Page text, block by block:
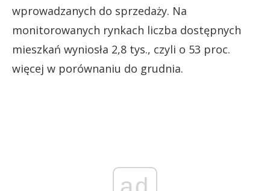
wprowadzanych do sprzedaży. Na
monitorowanych rynkach liczba dostępnych
mieszkań wyniosła 2,8 tys., czyli o 53 proc.
więcej w porównaniu do grudnia.